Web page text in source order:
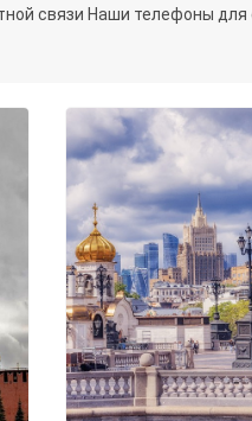
связи Наши телефоны для